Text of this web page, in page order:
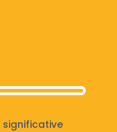
significative